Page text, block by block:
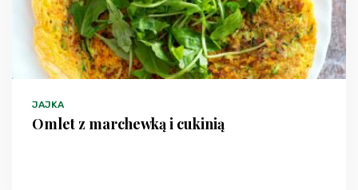
JAJKA
Omlet z marchewką i cukinią